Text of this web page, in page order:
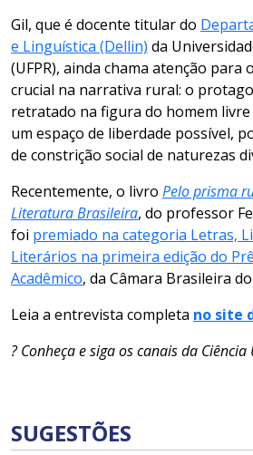
Gil, que é docente titular do
e Linguística (Dellin) da
(UFPR), ainda chama atenção
crucial na narrativa rural: o
retratado na figura do homem
um espaço de liberdade possível,
de constrição social de naturezas
Recentemente, o livro Pelo prisma
Literatura Brasileira, do professor
foi premiado na categoria Letras,
Literários na primeira edição do
Acadêmico, da Câmara Brasileira
Leia a entrevista completa no site
? Conheça e siga os canais da Ciência
SUGESTÕES